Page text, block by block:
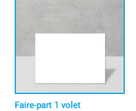
Faire-part 1 volet